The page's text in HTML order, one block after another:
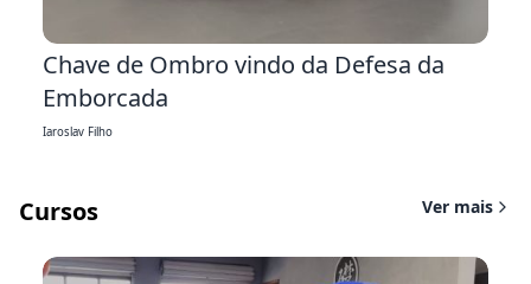
Chave de Ombro vindo da Defesa da
Emborcada
Iaroslav Filho
Cursos Ver mais